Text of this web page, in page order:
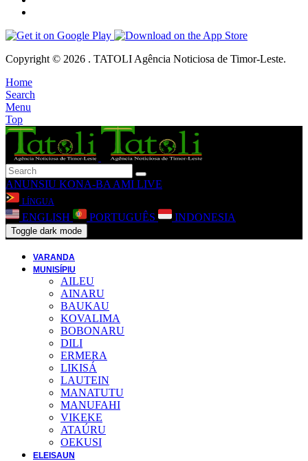
Copyright © 2026 . TATOLI Agência Noticiosa de Timor-Leste.
Home
Search
Menu
Top
ANUNSIU KONA-BA AMI LIVE
LÍNGUA
ENGLISH PORTUGUÊS INDONESIA
Toggle dark mode
VARANDA
MUNISÍPIU
AILEU
AINARU
BAUKAU
KOVALIMA
BOBONARU
DILI
ERMERA
LIKISÁ
LAUTEIN
MANATUTU
MANUFAHI
VIKEKE
ATAÚRU
OEKUSI
ELEISAUN